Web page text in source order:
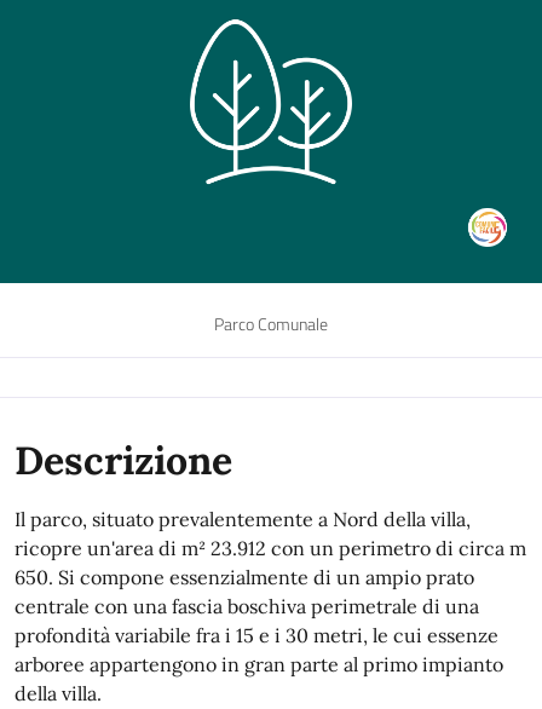
Parco Comunale
Descrizione
Il parco, situato prevalentemente a Nord della villa,
ricopre un'area di m² 23.912 con un perimetro di circa m
650. Si compone essenzialmente di un ampio prato
centrale con una fascia boschiva perimetrale di una
profondità variabile fra i 15 e i 30 metri, le cui essenze
arboree appartengono in gran parte al primo impianto
della villa.